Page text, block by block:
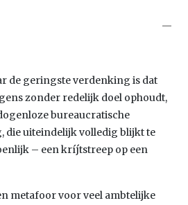
de geringste verdenking is dat
zonder redelijk doel ophoudt,
bureaucratische
die uiteindelijk volledig blijkt te
– een kríjtstreep op een
metafoor voor veel ambtelijke